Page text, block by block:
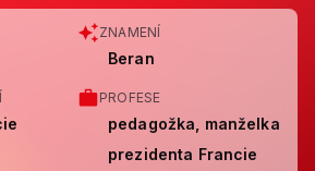
ZNAMENÍ
Beran
PROFESE
pedagožka, manželka
prezidenta Francie